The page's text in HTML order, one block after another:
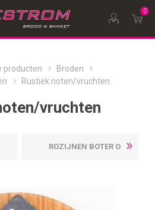
0
producten
Broden
Rustiek noten/vruchten
vruchten
ROZIJNEN BOTER O